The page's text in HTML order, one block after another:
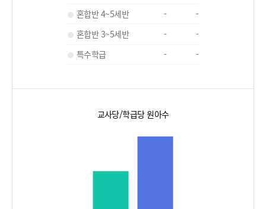
혼합반 4~5세반
-
-
혼합반 3~5세반
-
-
특수학급
- -
교사당/학급당 원아수